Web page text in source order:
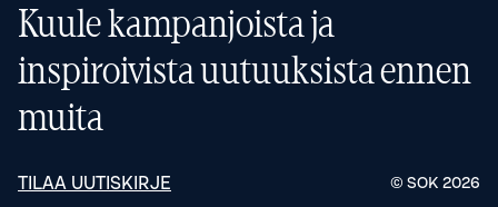
Kuule kampanjoista ja
inspiroivista uutuuksista ennen
muita
TILAA UUTISKIRJE © SOK 2026